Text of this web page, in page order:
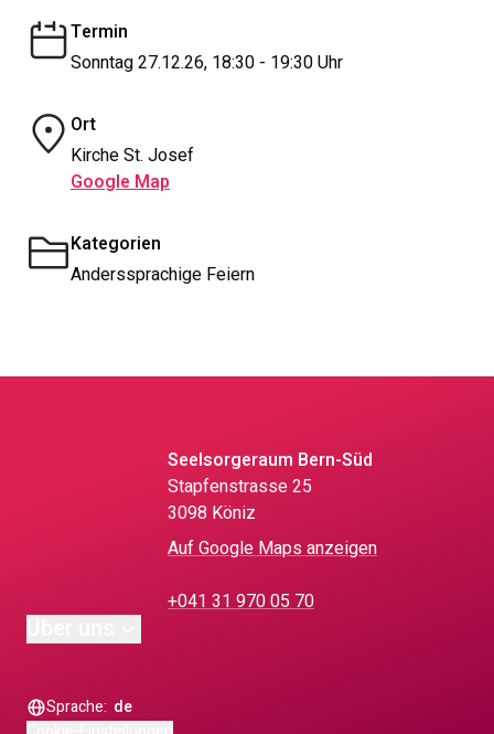
Termin
Sonntag 27.12.26, 18:30 - 19:30 Uhr
Ort
Kirche St. Josef
Google Map
Kategorien
Anderssprachige Feiern
Seelsorgeraum Bern-Süd
Stapfenstrasse 25
3098 Köniz
Auf Google Maps anzeigen
+041 31 970 05 70
Sprache: de